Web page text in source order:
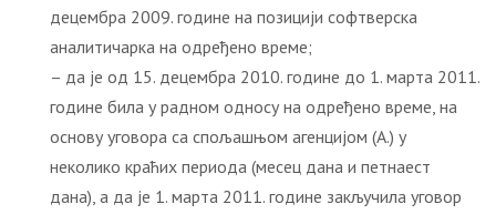
децембра 2009. године на позицији софтверска
аналитичарка на одређено време;
– да је од 15. децембра 2010. године до 1. марта 2011.
године била у радном односу на одређено време, на
основу уговора са спољашњом агенцијом (А.) у
неколико краћих периода (месец дана и петнаест
дана), а да је 1. марта 2011. године закључила уговор